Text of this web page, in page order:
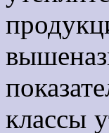
классы